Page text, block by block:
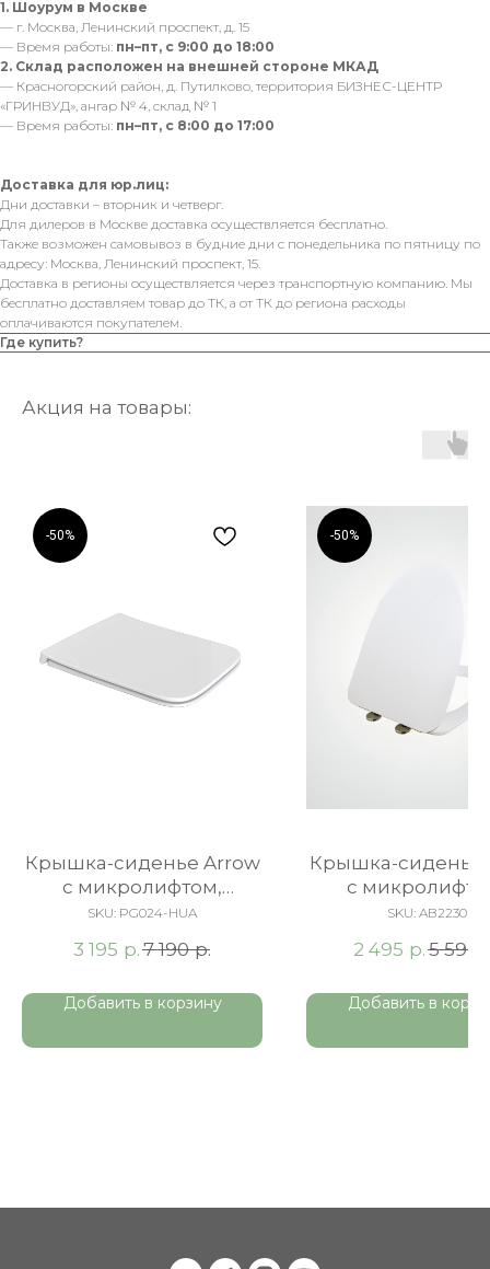
1. Шоурум в Москве
— г. Москва, Ленинский проспект, д. 15
— Время работы: пн–пт, с 9:00 до 18:00
2. Склад расположен на внешней стороне МКАД
— Красногорский район, д. Путилково, территория БИЗНЕС-ЦЕНТР
«ГРИНВУД», ангар № 4, склад № 1
— Время работы: пн–пт, с 8:00 до 17:00
Доставка для юр.лиц:
Дни доставки – вторник и четверг.
Для дилеров в Москве доставка осуществляется бесплатно.
Также возможен самовывоз в будние дни с понедельника по пятницу по
адресу: Москва, Ленинский проспект, 15.
Доставка в регионы осуществляется через транспортную компанию. Мы
бесплатно доставляем товар до ТК, а от ТК до региона расходы
оплачиваются покупателем.
Где купить?
Акция на товары:
-50%
Крышка-сиденье Arrow
c микролифтом,
быстросъемное
SKU: PG024-HUA
3 195 р. 7 190 р.
Добавить в корзину
-50%
Крышка-сиденье
c
SKU: AB2230
2 495 р.5 590
Добавить в